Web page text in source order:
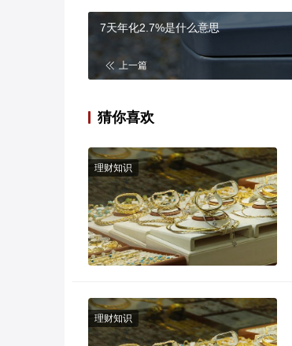
7天年化2.7%是什么意思
上一篇
猜你喜欢
理财知识
理财知识